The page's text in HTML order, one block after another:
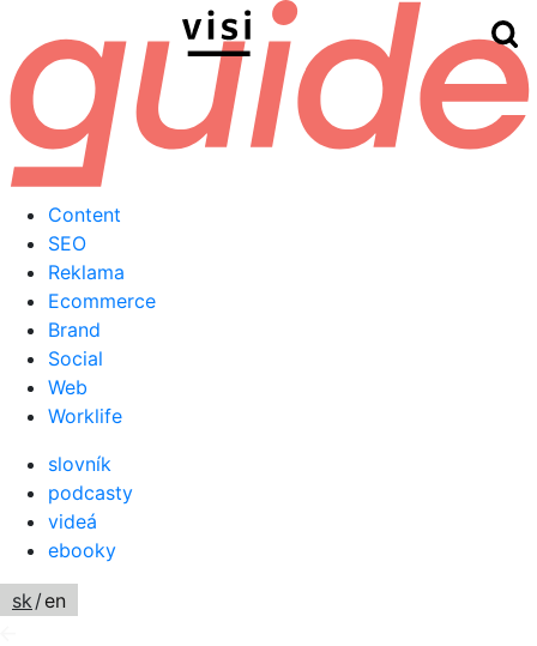
Menu
Content
SEO
Reklama
Ecommerce
Brand
Social
Web
Worklife
slovník
podcasty
videá
ebooky
sk/en